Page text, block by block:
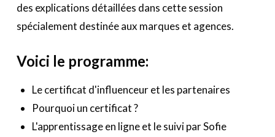
des explications détaillées dans cette session
spécialement destinée aux marques et agences.
Voici le programme:
Le certificat d'influenceur et les partenaires
Pourquoi un certificat ?
L'apprentissage en ligne et le suivi par Sofie